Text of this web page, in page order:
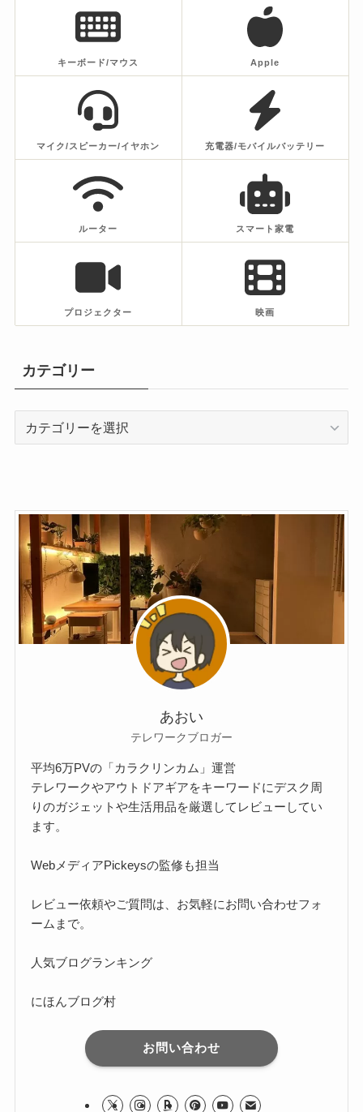
キーボード/マウス Apple
マイク/スピーカー/イヤホン 充電器/モバイルバッテリー
ルーター スマート家電
プロジェクター 映画
カテゴリー
あおい
テレワークブロガー
平均6万PVの「カラクリンカム」運営
テレワークやアウトドアギアをキーワードにデスク周
りのガジェットや生活用品を厳選してレビューしてい
ます。
WebメディアPickeysの監修 も担当
レビュー依頼やご質問は、お気軽にお問い合わせフォ
ーム まで。
人気ブログランキング
にほんブログ村
お問い合わせ